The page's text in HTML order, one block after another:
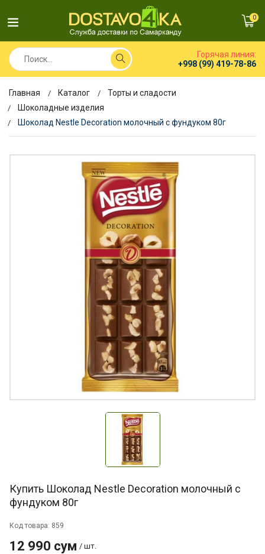
0
Горячая линия:
+998 (99) 419-78-86
Главная Каталог
Торты и сладости
Шоколадные изделия
Шоколад Nestle Decoration молочный с фундуком 80г
Купить Шоколад Nestle Decoration молочный с
фундуком 80г
Код товара: 859
12 990 сум / шт.